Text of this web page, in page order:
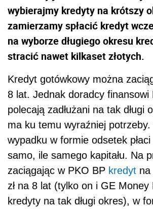
wybierajmy kredyty na krótszy
zamierzamy spłacić kredyt
na wyborze długiego okresu
stracić nawet kilkaset złotych.
Kredyt gotówkowy można
8 lat. Jednak doradcy finansowi
polecają zadłużani na tak długi
ma ku temu wyraźniej
wypadku w formie odsetek
samo, ile samego kapitału. Na
zaciągając w PKO BP kredyt na
zł na 8 lat (tylko on i GE
kredyty na tak długi okres), w